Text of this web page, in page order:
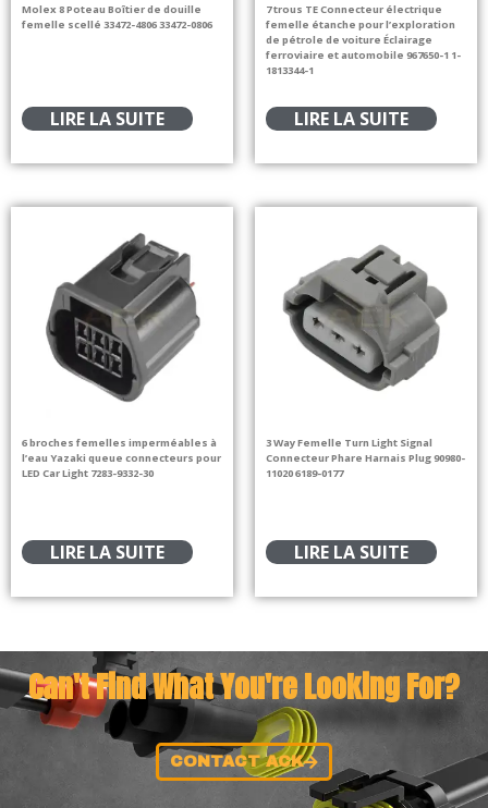
Molex 8 Poteau Boîtier de douille
femelle scellé 33472-4806 33472-0806
LIRE LA SUITE
7 trous TE Connecteur électrique
femelle étanche pour l’exploration
de pétrole de voiture Éclairage
ferroviaire et automobile 967650-1 1-
1813344-1
LIRE LA SUITE
6 broches femelles imperméables à
l’eau Yazaki queue connecteurs pour
LED Car Light 7283-9332-30
LIRE LA SUITE
3 Way Femelle Turn Light Signal
Connecteur Phare Harnais Plug 90980-
11020 6189-0177
LIRE LA SUITE
Can't Find What You're Looking For?
CONTACT ACK